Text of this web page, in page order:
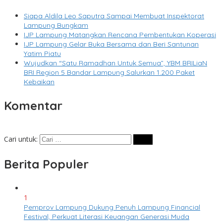
Siapa Aldila Leo Saputra Sampai Membuat Inspektorat
Lampung Bungkam
IJP Lampung Matangkan Rencana Pembentukan Koperasi
IJP Lampung Gelar Buka Bersama dan Beri Santunan
Yatim Piatu
Wujudkan “Satu Ramadhan Untuk Semua”, YBM BRILiaN
BRI Region 5 Bandar Lampung Salurkan 1.200 Paket
Kebaikan
Komentar
Cari untuk:
Berita Populer
1
Pemprov Lampung Dukung Penuh Lampung Financial
Festival, Perkuat Literasi Keuangan Generasi Muda